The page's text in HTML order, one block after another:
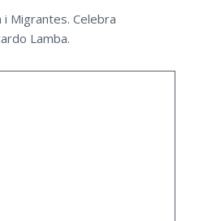
i Migrantes. Celebra
Lamba.